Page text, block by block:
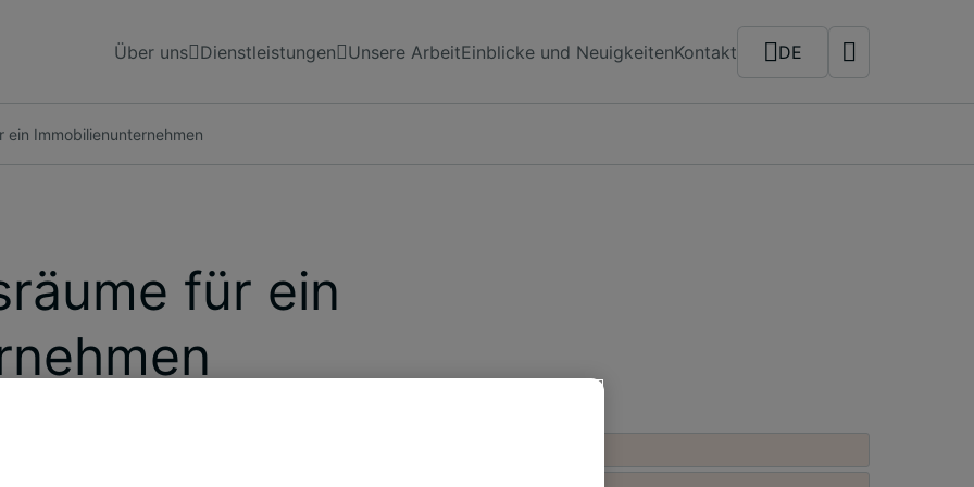
Über uns Dienstleistungen Unsere ArbeitEinblicke und NeuigkeitenKontakt DE
ein Immobilienunternehmen
für ein